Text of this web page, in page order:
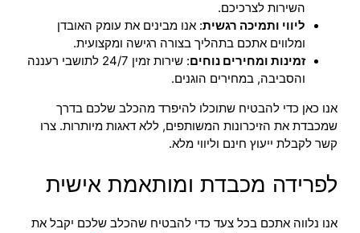
השירות לצרכיכם.
ליווי ותמיכה רגשית: אנו מבינים את עומק האובדן
ומלווים אתכם בתהליך בצורה רגישה ומקצועית.
זמינות ומחירים נוחים
: שירות זמין 24/7 לתושבי רעננה
והסביבה, במחירים הוגנים.
אנו כאן כדי להבטיח שתוכלו להיפרד מהכלב שלכם בדרך
שמכבדת את הזיכרונות המשותפים, ללא דאגות מיותרות. צרו
קשר לקבלת ייעוץ חינם וליווי מלא.
לפרידה מכבדת ומותאמת אישית
אנו נלווה אתכם בכל צעד כדי להבטיח שהכלב שלכם יקבל את